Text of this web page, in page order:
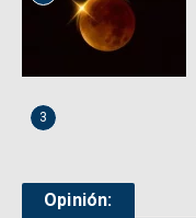
3
Opinión: